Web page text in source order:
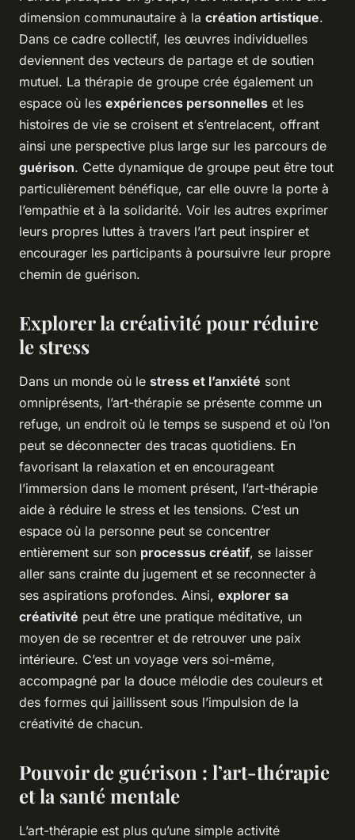
dimension communautaire à la création artistique.
Dans ce cadre collectif, les œuvres individuelles
deviennent des vecteurs de partage et de soutien
mutuel. La thérapie de groupe crée également un
espace où les expériences personnelles et les
histoires de vie se croisent et s’entrelacent, offrant
ainsi une perspective plus large sur les parcours de
guérison. Cette dynamique de groupe peut être tout
particulièrement bénéfique, car elle ouvre la porte à
l’empathie et à la solidarité. Voir les autres exprimer
leurs propres luttes à travers l’art peut inspirer et
encourager les participants à poursuivre leur propre
chemin de guérison.
Explorer la créativité pour réduire
le stress
Dans un monde où le stress et l’anxiété sont
omniprésents, l’art-thérapie se présente comme un
refuge, un endroit où le temps se suspend et où l’on
peut se déconnecter des tracas quotidiens. En
favorisant la relaxation et en encourageant
l’immersion dans le moment présent, l’art-thérapie
aide à réduire le stress et les tensions. C’est un
espace où la personne peut se concentrer
entièrement sur son processus créatif, se laisser
aller sans crainte du jugement et se reconnecter à
ses aspirations profondes. Ainsi, explorer sa
créativité peut être une pratique méditative, un
moyen de se recentrer et de retrouver une paix
intérieure. C’est un voyage vers soi-même,
accompagné par la douce mélodie des couleurs et
des formes qui jaillissent sous l’impulsion de la
créativité de chacun.
Pouvoir de guérison : l’art-thérapie
et la santé mentale
L’art-thérapie est plus qu’une simple activité